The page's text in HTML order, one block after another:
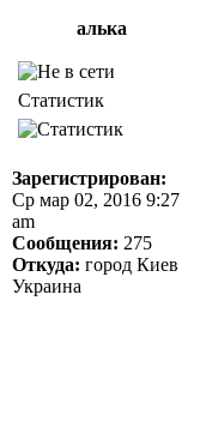
алька
Статистик
Зарегистрирован:
Ср мар 02, 2016 9:27
am
Сообщения: 275
Откуда: город Киев
Украина